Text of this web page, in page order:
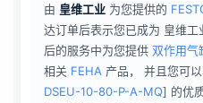
由 皇维工业 为您提供的
达订单后表示您已成为 皇维
后的服务中为您提供 双作用
相关 FEHA 产品， 并且您可
DSEU-10-80-P-A-MQ] 的优